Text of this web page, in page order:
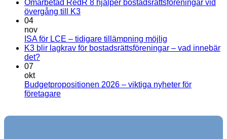
känna
till
komplett
000
revisor
–
ut
delägare
kapital
kommentarer
till
Sätten
för
Stärka
Omarbetad RedR 8 hjälper bostadsrättsföreningar vid
övergång till K3Inga
Omarbetad
RedR
vid
04
nov
ISA för LCE – tidigare tillämpning möjlig
kommentarer
LCE
K3 blir lagkrav för bostadsrättsföreningar – vad innebär
det?Inga
K3
blir
07
okt
Budgetpropositionen 2026 – viktiga nyheter för
företagareInga